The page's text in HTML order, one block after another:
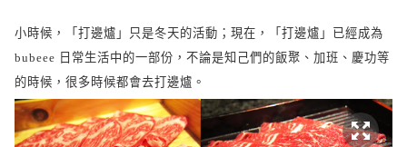
小時候，「打邊爐」只是冬天的活動；現在，「打邊爐」已經成為
bubeee 日常生活中的一部份，不論是知己們的飯聚、加班、慶功等
的時候，很多時候都會去打邊爐。